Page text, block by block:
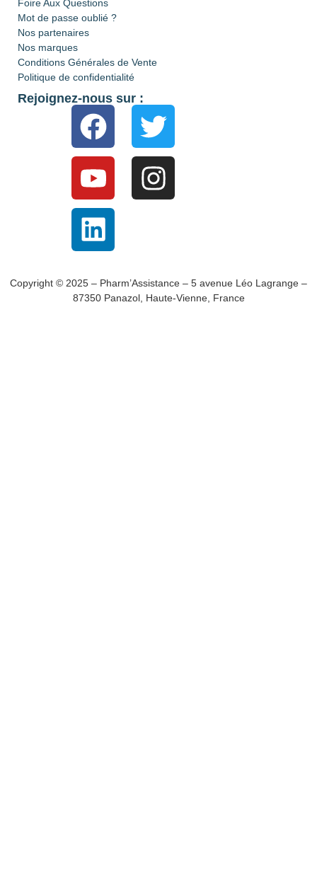
Foire Aux Questions
Mot de passe oublié ?
Nos partenaires
Nos marques
Conditions Générales de Vente
Politique de confidentialité
Rejoignez-nous sur :
Copyright © 2025 – Pharm’Assistance – 5 avenue Léo Lagrange –
87350 Panazol, Haute-Vienne, France